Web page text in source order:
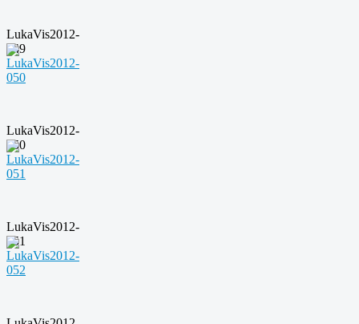
LukaVis2012-
049
LukaVis2012-
050
LukaVis2012-
051